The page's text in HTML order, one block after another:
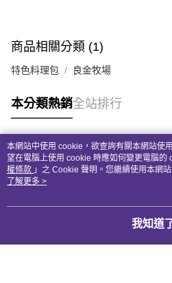
相關說明
【關於「AFTEE先享後付」】
AFTEE先享後付是「在收到商品之後才付
２．便利：只要手機號碼，簡訊認證，即可
３．安心：先確認商品／服務後，再付款。
【「AFTEE先享後付」結帳流程】
１．於結帳方式選擇「AFTEE先享後付」
結帳頁面，進行簡訊認證並確認金額後，
２．訂單成立數日內，您將收到繳費通知簡
購買商品的店家。未經商家同意取消之訂
ATM付款
運送方式
付款後全家取貨
付款後7-11取貨
每筆NT$70
宅配(本島)
商品相關分類 (1)
特色料理包 良金牧場
本分類熱銷全站排行
熱門標籤
本網站中使用 cookie，欲查詢有關本網站使
望在電腦上使用 cookie 時應如何變更電腦的
權條款 」之 Cookie 聲明。您繼續使用本網
用條款之 Cookie 聲明使用 cookie。
了解更多 >
我知道